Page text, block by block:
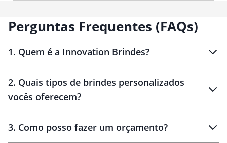
simples e versátil favorece o uso
recorrente, tornando-se um
aceitação, associado a utilidade
real, praticidade e boa exposição
de marca.
Perguntas Frequentes (FAQs)
1. Quem é a Innovation Brindes?
Brindes personalizados
2. Quais tipos de brindes personalizados
vocês oferecem?
3. Como posso fazer um orçamento?